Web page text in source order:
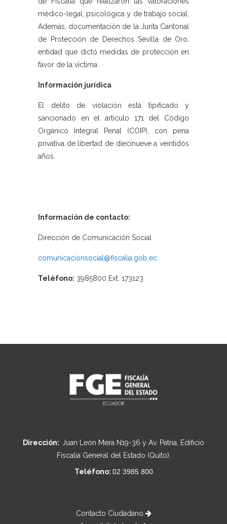
médico-legal, psicológica y de trabajo social.
Además, documentación de la Junta Cantonal
de Protección de Derechos Sevilla de Oro,
entidad que dictó medidas de protección en
favor de la víctima.
Información jurídica
El delito de violación está tipificado y
sancionado en el artículo 171 del Código
Orgánico Integral Penal (COIP), con pena
privativa de libertad de diecinueve a veintidós
años.
Información de contacto:
Dirección de Comunicación Social
comunicacionsocial@fiscalia.gob.ec
Teléfono: 3985800 Ext. 173123
Dirección: Juan León Mera N19-36 y Av. Patria, Edificio
Fiscalía General del Estado (Quito).
Teléfono: 02 3985 800
Contacto Ciudadano